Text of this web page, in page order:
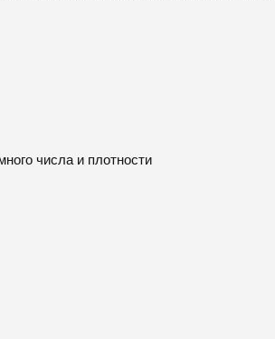
числа и плотности